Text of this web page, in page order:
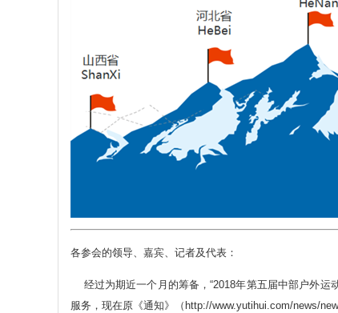
各参会的领导、嘉宾、记者及代表：
经过为期近一个月的筹备，“2018年第五届中部户外运
服务，现在原《通知》（http://www.yutihui.com/news/